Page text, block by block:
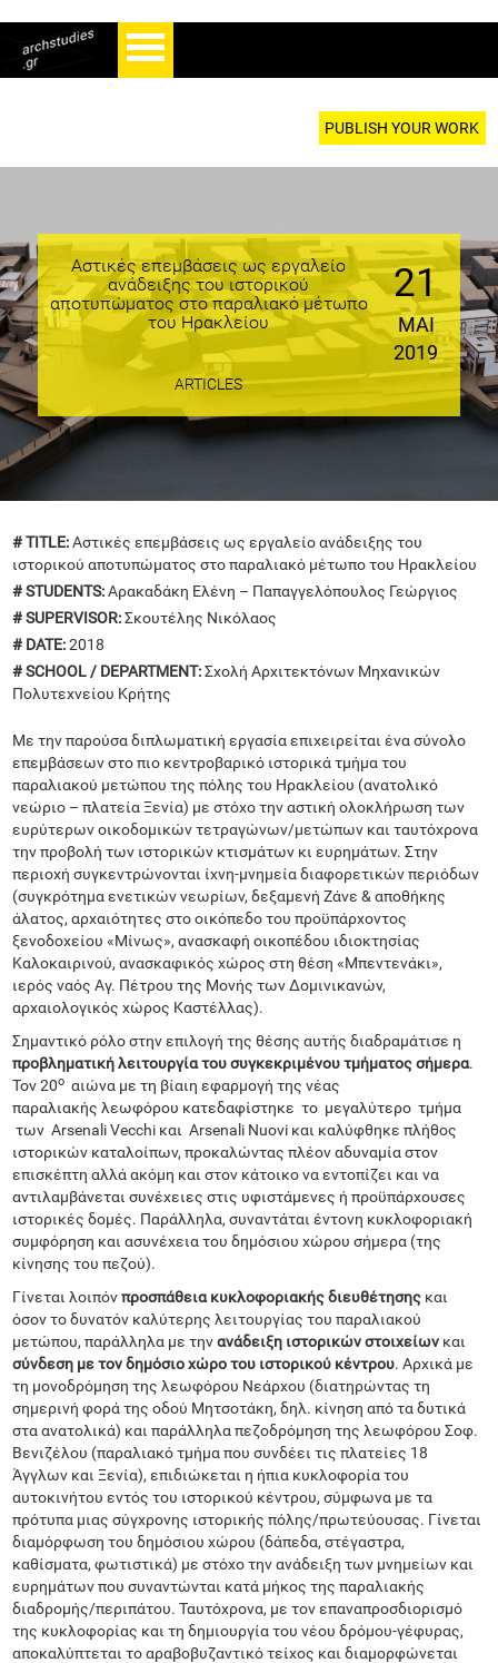
PUBLISH YOUR WORK
Αστικές επεμβάσεις ως εργαλείο
ανάδειξης του ιστορικού
αποτυπώματος στο παραλιακό μέτωπο
του Ηρακλείου
ARTICLES
21
ΜΑΙ
2019
# TITLE:Αστικές επεμβάσεις ως εργαλείο ανάδειξης του
ιστορικού αποτυπώματος στο παραλιακό μέτωπο του Ηρακλείου
# STUDENTS:Αρακαδάκη Ελένη – Παπαγγελόπουλος Γεώργιος
# SUPERVISOR:Σκουτέλης Νικόλαος
# DATE:2018
# SCHOOL / DEPARTMENT:Σχολή Αρχιτεκτόνων Μηχανικών
Πολυτεχνείου Κρήτης
Με την παρούσα διπλωματική εργασία επιχειρείται ένα σύνολο
επεμβάσεων στο πιο κεντροβαρικό ιστορικά τμήμα του
παραλιακού μετώπου της πόλης του Ηρακλείου (ανατολικό
νεώριο – πλατεία Ξενία) με στόχο την αστική ολοκλήρωση των
ευρύτερων οικοδομικών τετραγώνων/μετώπων και ταυτόχρονα
την προβολή των ιστορικών κτισμάτων κι ευρημάτων. Στην
περιοχή συγκεντρώνονται ίχνη-μνημεία διαφορετικών περιόδων
(συγκρότημα ενετικών νεωρίων, δεξαμενή Ζάνε & αποθήκης
άλατος, αρχαιότητες στο οικόπεδο του προϋπάρχοντος
ξενοδοχείου «Μίνως», ανασκαφή οικοπέδου ιδιοκτησίας
Καλοκαιρινού, ανασκαφικός χώρος στη θέση «Μπεντενάκι»,
ιερός ναός Αγ. Πέτρου της Μονής των Δομινικανών,
αρχαιολογικός χώρος Καστέλλας).
Σημαντικό ρόλο στην επιλογή της θέσης αυτής διαδραμάτισε η
προβληματική λειτουργία του συγκεκριμένου τμήματος σήμερα.
Τον 20ο αιώνα με τη βίαιη εφαρμογή της νέας
παραλιακής λεωφόρου κατεδαφίστηκε το μεγαλύτερο τμήμα
των Arsenali Vecchi και Arsenali Nuovi και καλύφθηκε πλήθος
ιστορικών καταλοίπων, προκαλώντας πλέον αδυναμία στον
επισκέπτη αλλά ακόμη και στον κάτοικο να εντοπίζει και να
αντιλαμβάνεται συνέχειες στις υφιστάμενες ή προϋπάρχουσες
ιστορικές δομές. Παράλληλα, συναντάται έντονη κυκλοφοριακή
συμφόρηση και ασυνέχεια του δημόσιου χώρου σήμερα (της
κίνησης του πεζού).
Γίνεται λοιπόνπροσπάθεια κυκλοφοριακής διευθέτησης και
όσον το δυνατόν καλύτερης λειτουργίας του παραλιακού
μετώπου, παράλληλα με τηνανάδειξη ιστορικών στοιχείων και
σύνδεση με τον δημόσιο χώρο του ιστορικού κέντρου. Αρχικά με
τη μονοδρόμηση της λεωφόρου Νεάρχου (διατηρώντας τη
σημερινή φορά της οδού Μητσοτάκη, δηλ. κίνηση από τα δυτικά
στα ανατολικά) και παράλληλα πεζοδρόμηση της λεωφόρου Σοφ.
Βενιζέλου (παραλιακό τμήμα που συνδέει τις πλατείες 18
Άγγλων και Ξενία), επιδιώκεται η ήπια κυκλοφορία του
αυτοκινήτου εντός του ιστορικού κέντρου, σύμφωνα με τα
πρότυπα μιας σύγχρονης ιστορικής πόλης/πρωτεύουσας. Γίνεται
διαμόρφωση του δημόσιου χώρου (δάπεδα, στέγαστρα,
καθίσματα, φωτιστικά) με στόχο την ανάδειξη των μνημείων και
ευρημάτων που συναντώνται κατά μήκος της παραλιακής
διαδρομής/περιπάτου. Ταυτόχρονα, με τον επαναπροσδιορισμό
της κυκλοφορίας και τη δημιουργία του νέου δρόμου-γέφυρας,
αποκαλύπτεται το αραβοβυζαντικό τείχος και διαμορφώνεται